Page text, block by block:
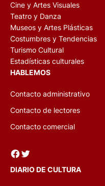
Cine y Artes Visuales
Teatro y Danza
Museos y Artes Plásticas
Costumbres y Tendencias
Turismo Cultural
Estadísticas culturales
HABLEMOS
Contacto administrativo
Contacto de lectores
Contacto comercial
Facebook Twitter
DIARIO DE CULTURA